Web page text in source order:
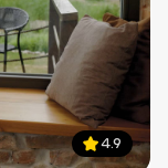
4.9